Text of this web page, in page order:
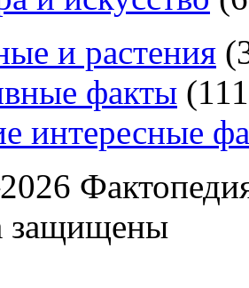
и растения (
факты (111
интересные
защищены